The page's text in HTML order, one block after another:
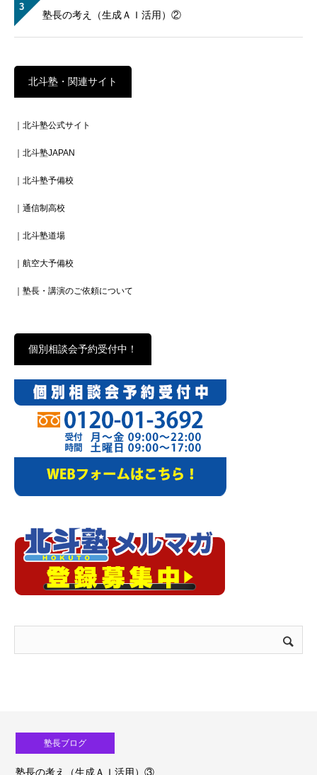
3
塾長の考え（生成ＡＩ活用）②
北斗塾・関連サイト
｜北斗塾公式サイト
｜北斗塾JAPAN
｜北斗塾予備校
｜通信制高校
｜北斗塾道場
｜航空大予備校
｜塾長・講演のご依頼について
個別相談会予約受付中！
塾長ブログ
塾長の考え（生成ＡＩ活用）③